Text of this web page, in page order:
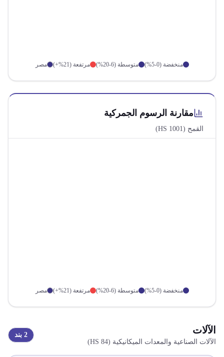
منخفضة (0-5%) متوسطة (6-20%) مرتفعة (21%+) مصر
مقارنة الرسوم الجمركية
القمح (HS
1001
)
منخفضة (0-5%) متوسطة (6-20%) مرتفعة (21%+) مصر
الآلات
الآلات الصناعية والمعدات الميكانيكية (HS
84
)
2 بند